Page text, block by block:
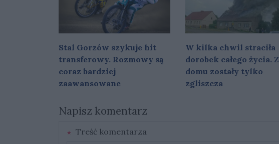
Stal Gorzów szykuje hit
transferowy. Rozmowy są
coraz bardziej
zaawansowane
W kilka chwil straciła
dorobek całego życia. Z
domu zostały tylko
zgliszcza
Napisz komentarz
Treść komentarza